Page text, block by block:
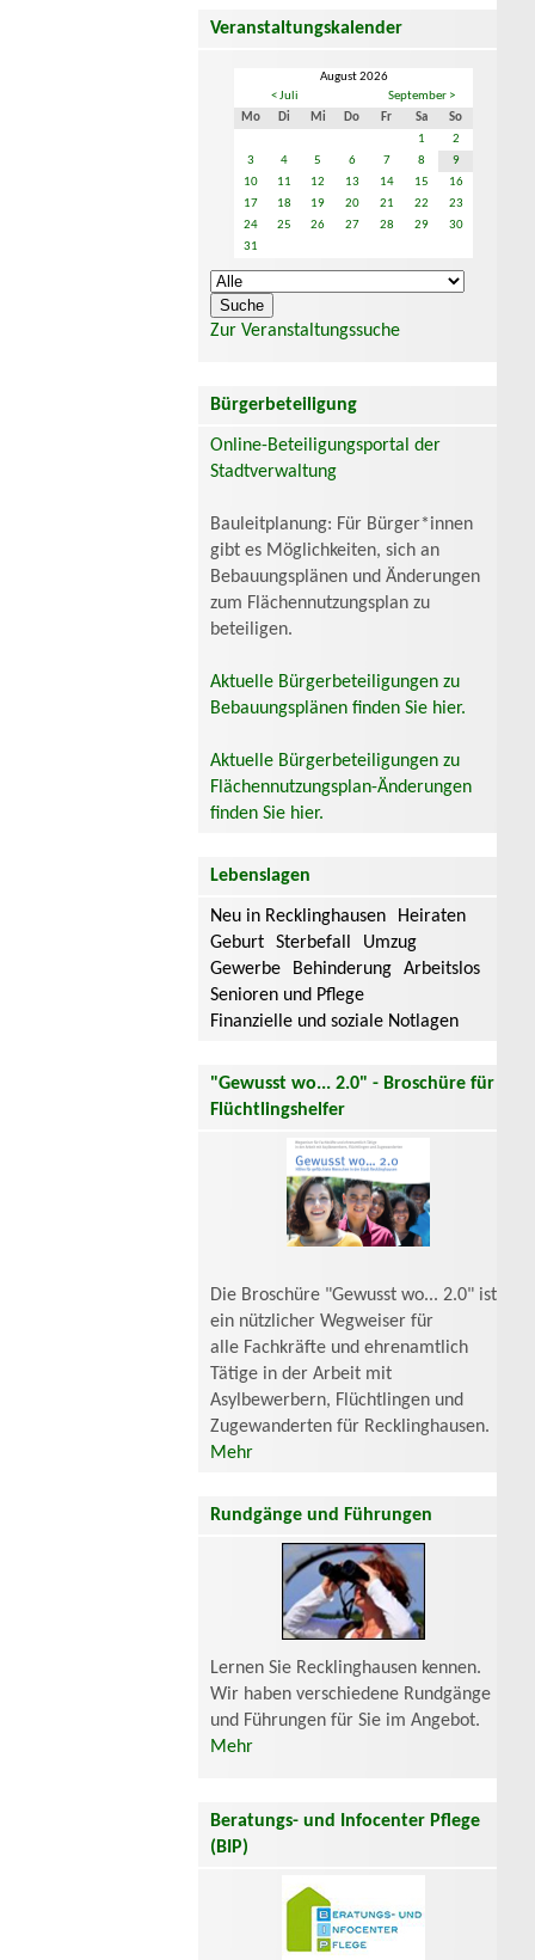
Veranstaltungskalender
August 2026
< Juli
September >
Mo
Di Mi Do Fr Sa
So
1
2
3
4 5 6 7 8
9
10
11 12 13 14 15
16
17
18 19 20 21 22
23
24
25 26 27 28 29
30
31
Zur Veranstaltungssuche
Bürgerbeteiligung
Online-Beteiligungsportal der
Stadtverwaltung
Bauleitplanung: Für Bürger*innen
gibt es Möglichkeiten, sich an
Bebauungsplänen und Änderungen
zum Flächennutzungsplan zu
beteiligen.
Aktuelle Bürgerbeteiligungen zu
Bebauungsplänen finden Sie hier.
Aktuelle Bürgerbeteiligungen zu
Flächennutzungsplan-Änderungen
finden Sie hier.
Lebenslagen
Neu in Recklinghausen
Heiraten
Geburt
Sterbefall
Umzug
Gewerbe
Behinderung
Arbeitslos
Senioren und Pflege
Finanzielle und soziale Notlagen
"Gewusst wo... 2.0" - Broschüre für
Flüchtlingshelfer
Die Broschüre "Gewusst wo... 2.0" ist
ein nützlicher Wegweiser für
alle Fachkräfte und ehrenamtlich
Tätige in der Arbeit mit
Asylbewerbern, Flüchtlingen und
Zugewanderten für Recklinghausen.
Mehr
Rundgänge und Führungen
Lernen Sie Recklinghausen kennen.
Wir haben verschiedene Rundgänge
und Führungen für Sie im Angebot.
Mehr
Beratungs- und Infocenter Pflege
(BIP)